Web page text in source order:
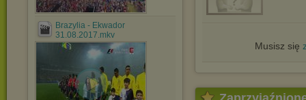
Brazylia - Ekwador
31.08.2017.mkv
Musisz się